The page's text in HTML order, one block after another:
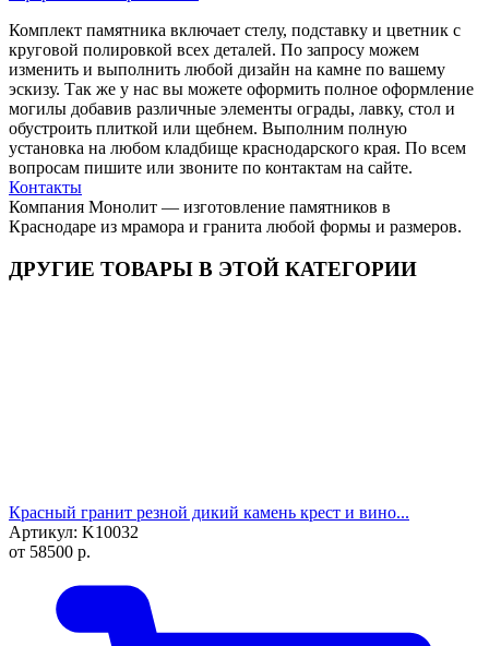
Комплект памятника включает стелу, подставку и цветник с
круговой полировкой всех деталей. По запросу можем
изменить и выполнить любой дизайн на камне по вашему
эскизу. Так же у нас вы можете оформить полное оформление
могилы добавив различные элементы ограды, лавку, стол и
обустроить плиткой или щебнем. Выполним полную
установка на любом кладбище краснодарского края. По всем
вопросам пишите или звоните по контактам на сайте.
Контакты
Компания Монолит — изготовление памятников в
Краснодаре из мрамора и гранита любой формы и размеров.
ДРУГИЕ ТОВАРЫ В ЭТОЙ КАТЕГОРИИ
Красный гранит резной дикий камень крест и вино...
Артикул: K10032
от 58500 р.